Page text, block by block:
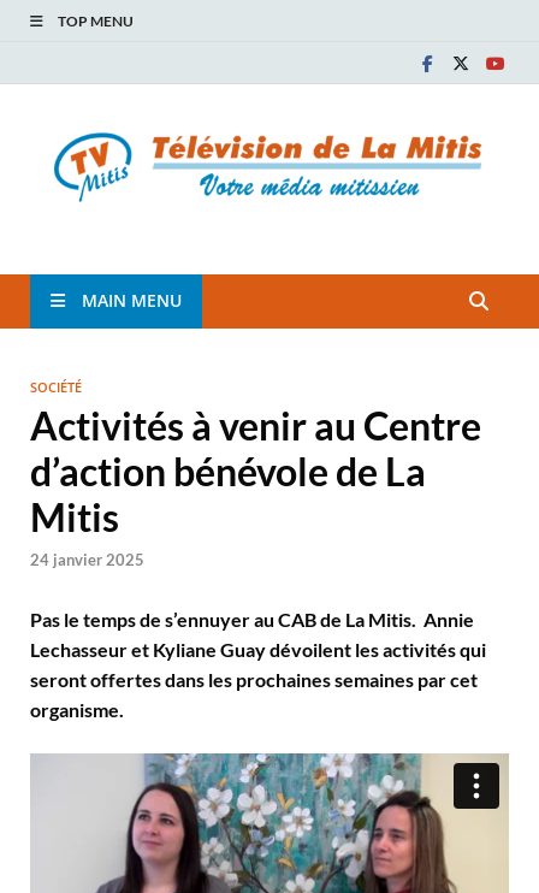
TOP MENU
TVM
MAIN MENU
SOCIÉTÉ
Activités à venir au Centre
d’action bénévole de La
Mitis
24 janvier 2025
Pas le temps de s’ennuyer au CAB de La Mitis. Annie
Lechasseur et Kyliane Guay dévoilent les activités qui
seront offertes dans les prochaines semaines par cet
organisme.